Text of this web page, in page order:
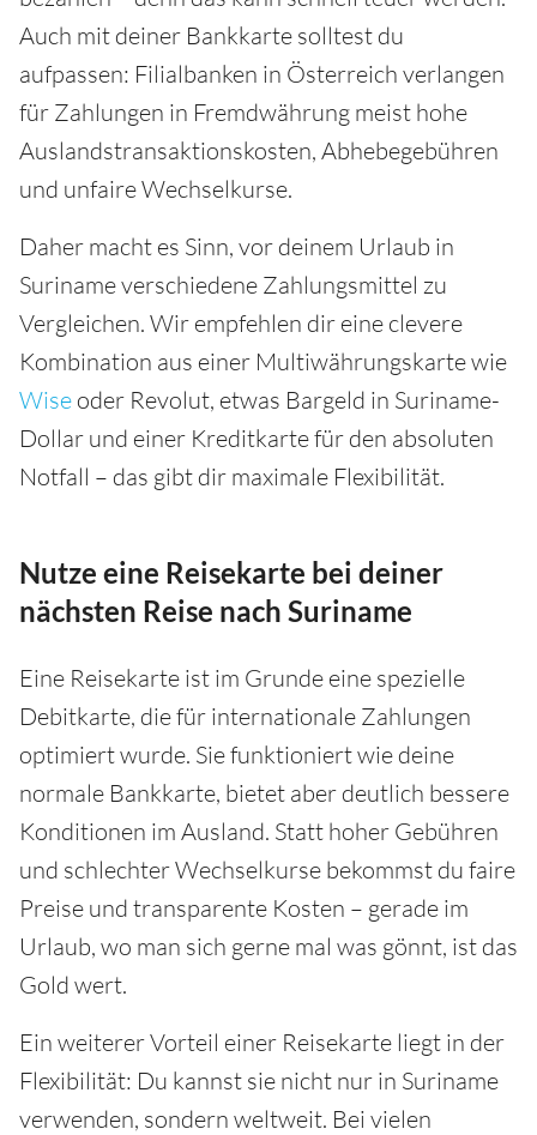
Auch mit deiner Bankkarte solltest du
aufpassen: Filialbanken in Österreich verlangen
für Zahlungen in Fremdwährung meist hohe
Auslandstransaktionskosten, Abhebegebühren
und unfaire Wechselkurse.
Daher macht es Sinn, vor deinem Urlaub in
Suriname verschiedene Zahlungsmittel zu
Vergleichen. Wir empfehlen dir eine clevere
Kombination aus einer Multiwährungskarte wie
Wise oder Revolut, etwas Bargeld in Suriname-
Dollar und einer Kreditkarte für den absoluten
Notfall – das gibt dir maximale Flexibilität.
Nutze eine Reisekarte bei deiner
nächsten Reise nach Suriname
Eine Reisekarte ist im Grunde eine spezielle
Debitkarte, die für internationale Zahlungen
optimiert wurde. Sie funktioniert wie deine
normale Bankkarte, bietet aber deutlich bessere
Konditionen im Ausland. Statt hoher Gebühren
und schlechter Wechselkurse bekommst du faire
Preise und transparente Kosten – gerade im
Urlaub, wo man sich gerne mal was gönnt, ist das
Gold wert.
Ein weiterer Vorteil einer Reisekarte liegt in der
Flexibilität: Du kannst sie nicht nur in Suriname
verwenden, sondern weltweit. Bei vielen